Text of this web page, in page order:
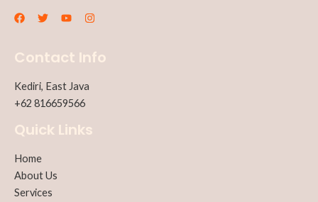
Contact Info
Kediri, East Java
+62 816659566
Quick Links
Home
About Us
Services